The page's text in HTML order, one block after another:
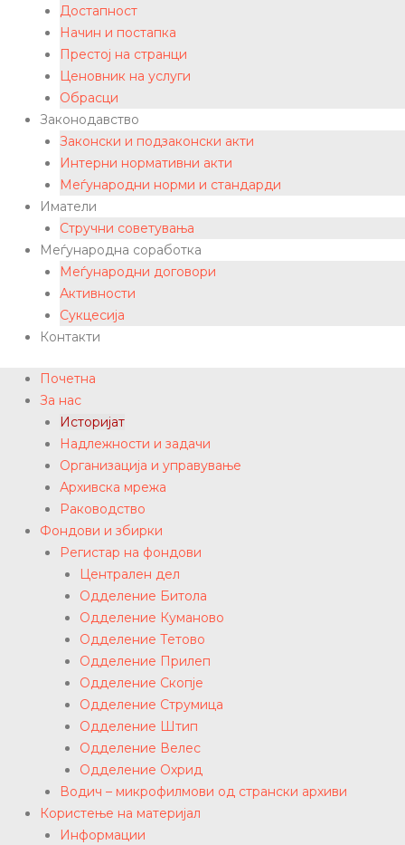
Достапност
Начин и постапка
Престој на странци
Ценовник на услуги
Обрасци
Законодавство
Законски и подзаконски акти
Интерни нормативни акти
Меѓународни норми и стандарди
Иматели
Стручни советувања
Меѓународна соработка
Меѓународни договори
Активности
Сукцесија
Контакти
Почетна
За нас
Историјат
Надлежности и задачи
Организација и управување
Архивска мрежа
Раководство
Фондови и збирки
Регистар на фондови
Централен дел
Одделение Битола
Одделение Куманово
Одделение Тетово
Одделение Прилеп
Одделение Скопје
Одделение Струмица
Одделение Штип
Одделение Велес
Одделение Охрид
Водич – микрофилмови од странски архиви
Користење на материјал
Информации